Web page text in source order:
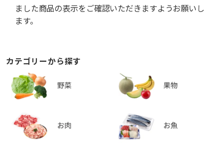
ました商品の表示をご確認いただきますようお願いし
ます。
カテゴリーから探す